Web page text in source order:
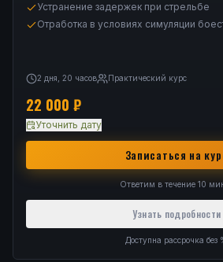
Устранение задержек при стрельбе
Отработка в условиях симуляции
2 дня, 20 часов Практический курс
22 000 ₽
Уточнить дату
Записаться на
Ответим в течение 10
Узнать подробности
Доступна рассрочка без